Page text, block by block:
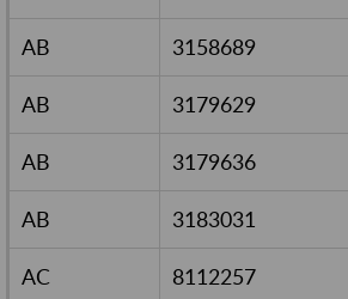
AB 3158689
AB 3179629
AB 3179636
AB 3183031
AC 8112257